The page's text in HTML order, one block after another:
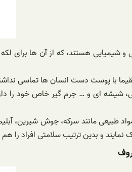
و شیمیایی هستند، که از آن ها
با پوست دست انسان ها تماسی
شیشه ای و … جرم گیر خاص خود را
طبیعی مانند سرکه، جوش شیرین،
و بدین ترتیب سلامتی افراد را